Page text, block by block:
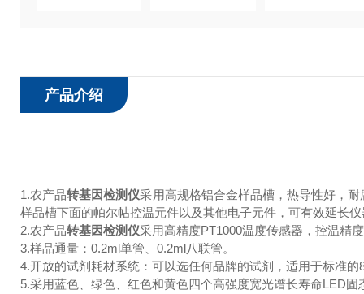
产品介绍
1.农产品转基因检测仪采用高规格铝合金样品槽，热导性好，
样品槽下面的帕尔帖控温元件以及其他电子元件，可有效延长
2.农产品转基因检测仪采用高精度PT1000温度传感器，控温精
3.样品通量：0.2ml单管、0.2ml八联管。
4.开放的试剂耗材系统：可以选任何品牌的试剂，适用于标准的
5.采用蓝色、绿色、红色和黄色四个高强度宽光谱长寿命LED